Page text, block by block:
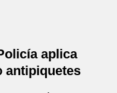
aplica
antipiquetes